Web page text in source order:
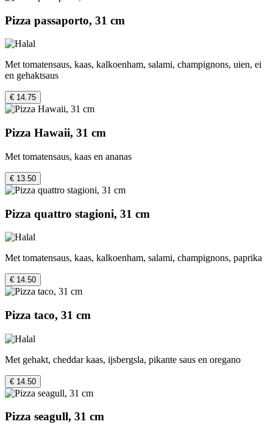
Pizza passaporto, 31 cm
Met tomatensaus, kaas, kalkoenham, salami, champignons, uien, ei
en gehaktsaus
€ 14.75
Pizza Hawaii, 31 cm
Met tomatensaus, kaas en ananas
€ 13.50
Pizza quattro stagioni, 31 cm
Met tomatensaus, kaas, kalkoenham, salami, champignons, paprika
€ 14.50
Pizza taco, 31 cm
Met gehakt, cheddar kaas, ijsbergsla, pikante saus en oregano
€ 14.50
Pizza seagull, 31 cm